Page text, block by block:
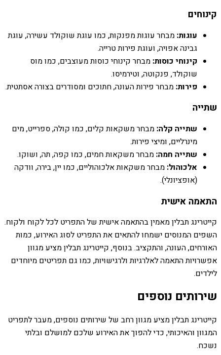
קינוחים
עוגות: מבחר עוגות מפנקות, כמו עוגת שוקולד עשירה, עוגת
גבינה אפויה, ועוגת פירות טרייה.
קינוחי כוסות: מבחר קינוחי כוסות מעוצבים, כמו מוס
שוקולד, פנקוטה, וטירמיסו.
פירות: מבחר פירות העונה, חתוכים ומסודרים בצורה אסתטית.
שתייה
שתייה קלה: מבחר משקאות קלים, כמו קולה, ספרייט, מים
מינרליים, ומיצי פירות.
שתייה חמה: מבחר משקאות חמים, כמו קפה, תה, ושוקו.
אלכוהול: מבחר משקאות אלכוהוליים, כמו יין, בירה, וודקה
(אופציונלי).
התאמה אישית
קייטרינג תבלין מאמין בהתאמה אישית של התפריט לכל לקוח ולקוח.
השפים המנוסים ישמחו להתאים את התפריט לסוג האירוע, כמות
האורחים, העונה, והתקציב. בנוסף, קייטרינג תבלין מציע מגוון
אפשרויות התאמה לאלרגיות ולרגישויות, כמו גם תפריטים מיוחדים
לילדים.
שירותים נוספים
קייטרינג תבלין מציע מגוון רחב של שירותים נוספים, מעבר לתפריט
המגוון והאיכותי, כדי להפוך את האירוע שלכם למושלם ובלתי
נשכח.